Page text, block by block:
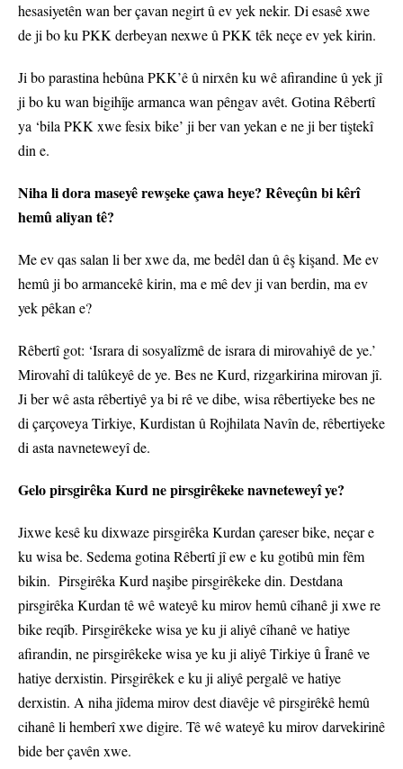
hesasiyetên wan ber çavan negirt û ev yek nekir. Di esasê xwe
de ji bo ku PKK derbeyan nexwe û PKK têk neçe ev yek kirin.
Ji bo parastina hebûna PKK’ê û nirxên ku wê afirandine û yek jî
ji bo ku wan bigihîje armanca wan pêngav avêt. Gotina Rêbertî
ya ‘bila PKK xwe fesix bike’ ji ber van yekan e ne ji ber tiştekî
din e.
Niha li dora maseyê rewşeke çawa heye? Rêveçûn bi kêrî
hemû aliyan tê?
Me ev qas salan li ber xwe da, me bedêl dan û êş kişand. Me ev
hemû ji bo armancekê kirin, ma e mê dev ji van berdin, ma ev
yek pêkan e?
Rêbertî got: ‘Israra di sosyalîzmê de israra di mirovahiyê de ye.’
Mirovahî di talûkeyê de ye. Bes ne Kurd, rizgarkirina mirovan jî.
Ji ber wê asta rêbertiyê ya bi rê ve dibe, wisa rêbertiyeke bes ne
di çarçoveya Tirkiye, Kurdistan û Rojhilata Navîn de, rêbertiyeke
di asta navneteweyî de.
Gelo pirsgirêka Kurd ne pirsgirêkeke navneteweyî ye?
Jixwe kesê ku dixwaze pirsgirêka Kurdan çareser bike, neçar e
ku wisa be. Sedema gotina Rêbertî jî ew e ku gotibû min fêm
bikin. Pirsgirêka Kurd naşibe pirsgirêkeke din. Destdana
pirsgirêka Kurdan tê wê wateyê ku mirov hemû cîhanê ji xwe re
bike reqîb. Pirsgirêkeke wisa ye ku ji aliyê cîhanê ve hatiye
afirandin, ne pirsgirêkeke wisa ye ku ji aliyê Tirkiye û Îranê ve
hatiye derxistin. Pirsgirêkek e ku ji aliyê pergalê ve hatiye
derxistin. A niha jîdema mirov dest diavêje vê pirsgirêkê hemû
cihanê li hemberî xwe digire. Tê wê wateyê ku mirov darvekirinê
bide ber çavên xwe.